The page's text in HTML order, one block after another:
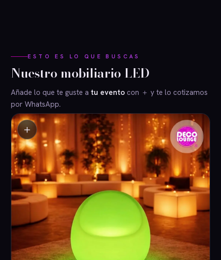
ESTO ES LO QUE BUSCAS
Nuestro mobiliario LED
Añade lo que te guste atu evento con ＋ y te lo cotizamos
por WhatsApp.
＋